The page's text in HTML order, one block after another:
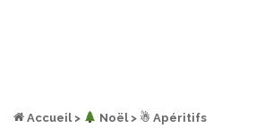
Accueil > ︎ Noël > ☃ Apéritifs